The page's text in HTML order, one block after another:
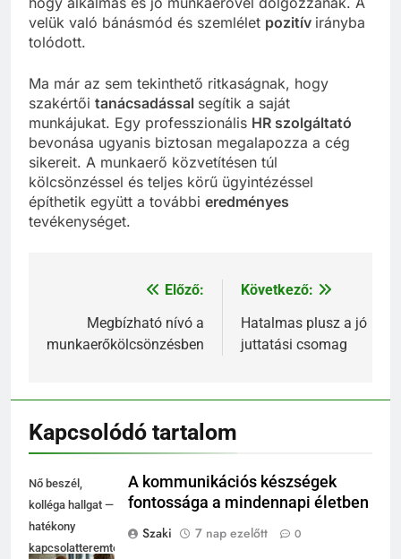
velük való bánásmód és szemlélet pozitív irányba
tolódott.
Ma már az sem tekinthető ritkaságnak, hogy
szakértői tanácsadással segítik a saját
munkájukat. Egy professzionális HR szolgáltató
bevonása ugyanis biztosan megalapozza a cég
sikereit. A munkaerő közvetítésen túl
kölcsönzéssel és teljes körű ügyintézéssel
építhetik együtt a további eredményes
tevékenységet.
navigáció
Előző:
Megbízható nívó a
munkaerőkölcsönzésben
Következő:
Hatalmas plusz a jó
juttatási csomag
Kapcsolódó tartalom
Nő beszél,
kolléga hallgat —
hatékony
kapcsolatteremtés
A kommunikációs készségek
fontossága a mindennapi életben
Szaki
7 nap ezelőtt 0